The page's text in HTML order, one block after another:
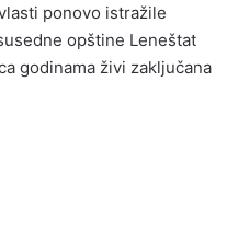
ponovo istražile
opštine Leneštat
godinama živi zaključana